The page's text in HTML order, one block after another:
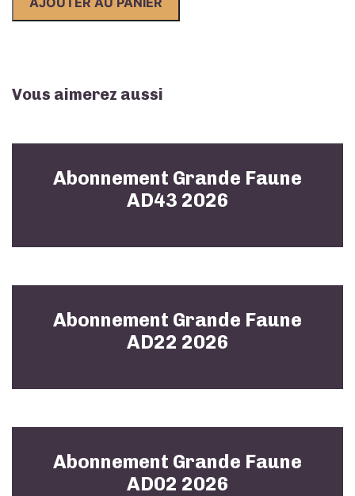
Faune
Vous aimerez aussi
Abonnement Grande Faune
AD43 2026
Abonnement Grande Faune
AD22 2026
Abonnement Grande Faune
AD02 2026